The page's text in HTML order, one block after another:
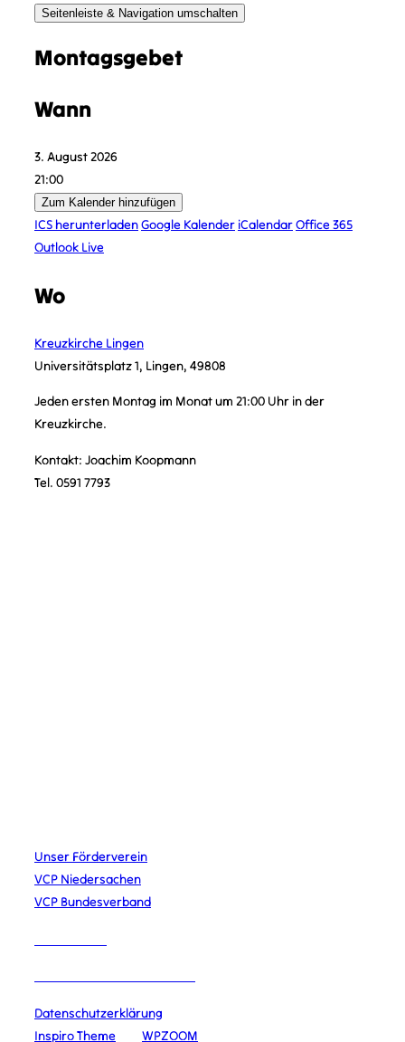
Seitenleiste & Navigation umschalten
Montagsgebet
Wann
3. August 2026
21:00
Zum Kalender hinzufügen
ICS herunterladenGoogle Kalender iCalendarOffice 365
Outlook Live
Wo
Kreuzkirche Lingen
Universitätsplatz 1, Lingen, 49808
Jeden ersten Montag im Monat um 21:00 Uhr in der
Kreuzkirche.
Kontakt: Joachim Koopmann
Tel. 0591 7793
Unser Förderverein
VCP Niedersachen
VCP Bundesverband
Datenschutzerklärung
Inspiro Theme
WPZOOM